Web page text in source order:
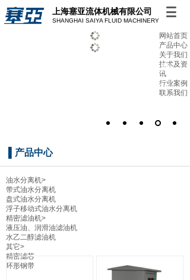
网站首页
产品中心
关于我们
技术及资
讯
行业案例
联系我们
上海塞亚流体机械有限公司
SHANGHAI SAIYA FLUID MACHINERY
油水分离 精密过滤 专业制造商
始终致力于提供高品质的产品及服务 助力客户解
油水分离机>
带式油水分离机
盘式油水分离机
浮子移动式油水分离机
精密滤油机>
液压油、润滑油滤油机
水乙二醇滤油机
其它>
精密滤芯
环形钢带
产品中心